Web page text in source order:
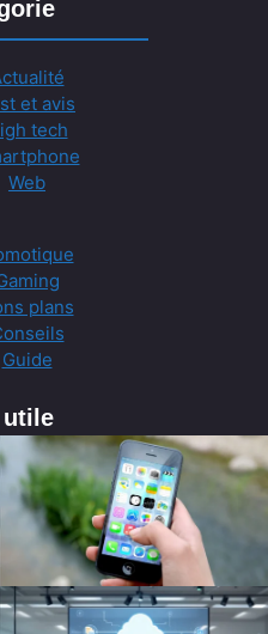
et avis
tech
Web
plans
Guide